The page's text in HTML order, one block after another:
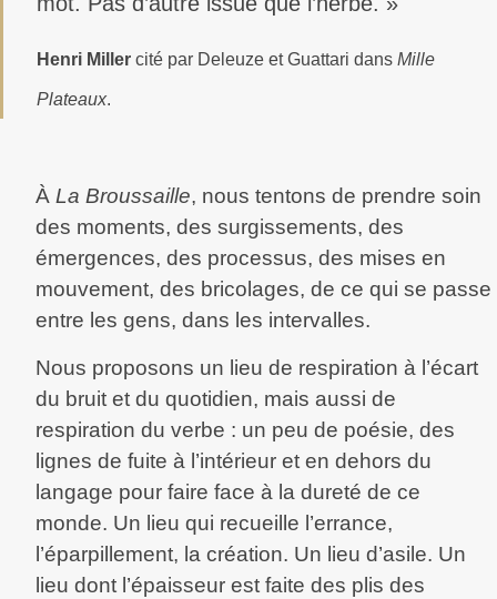
Henri Miller cité par Deleuze et Guattari dans Mille
Plateaux.
À La Broussaille, nous tentons de prendre soin
des moments, des surgissements, des
émergences, des processus, des mises en
mouvement, des bricolages, de ce qui se passe
entre les gens, dans les intervalles.
Nous proposons un lieu de respiration à l’écart
du bruit et du quotidien, mais aussi de
respiration du verbe : un peu de poésie, des
lignes de fuite à l’intérieur et en dehors du
langage pour faire face à la dureté de ce
monde. Un lieu qui recueille l’errance,
l’éparpillement, la création. Un lieu d’asile. Un
lieu dont l’épaisseur est faite des plis des